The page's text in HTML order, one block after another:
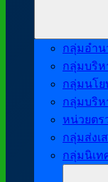
กลุ่มอำน
กลุ่มบริห
กลุ่มนโย
กลุ่มบริห
หน่วยตร
กลุ่มส่งเ
กลุ่มนิเท